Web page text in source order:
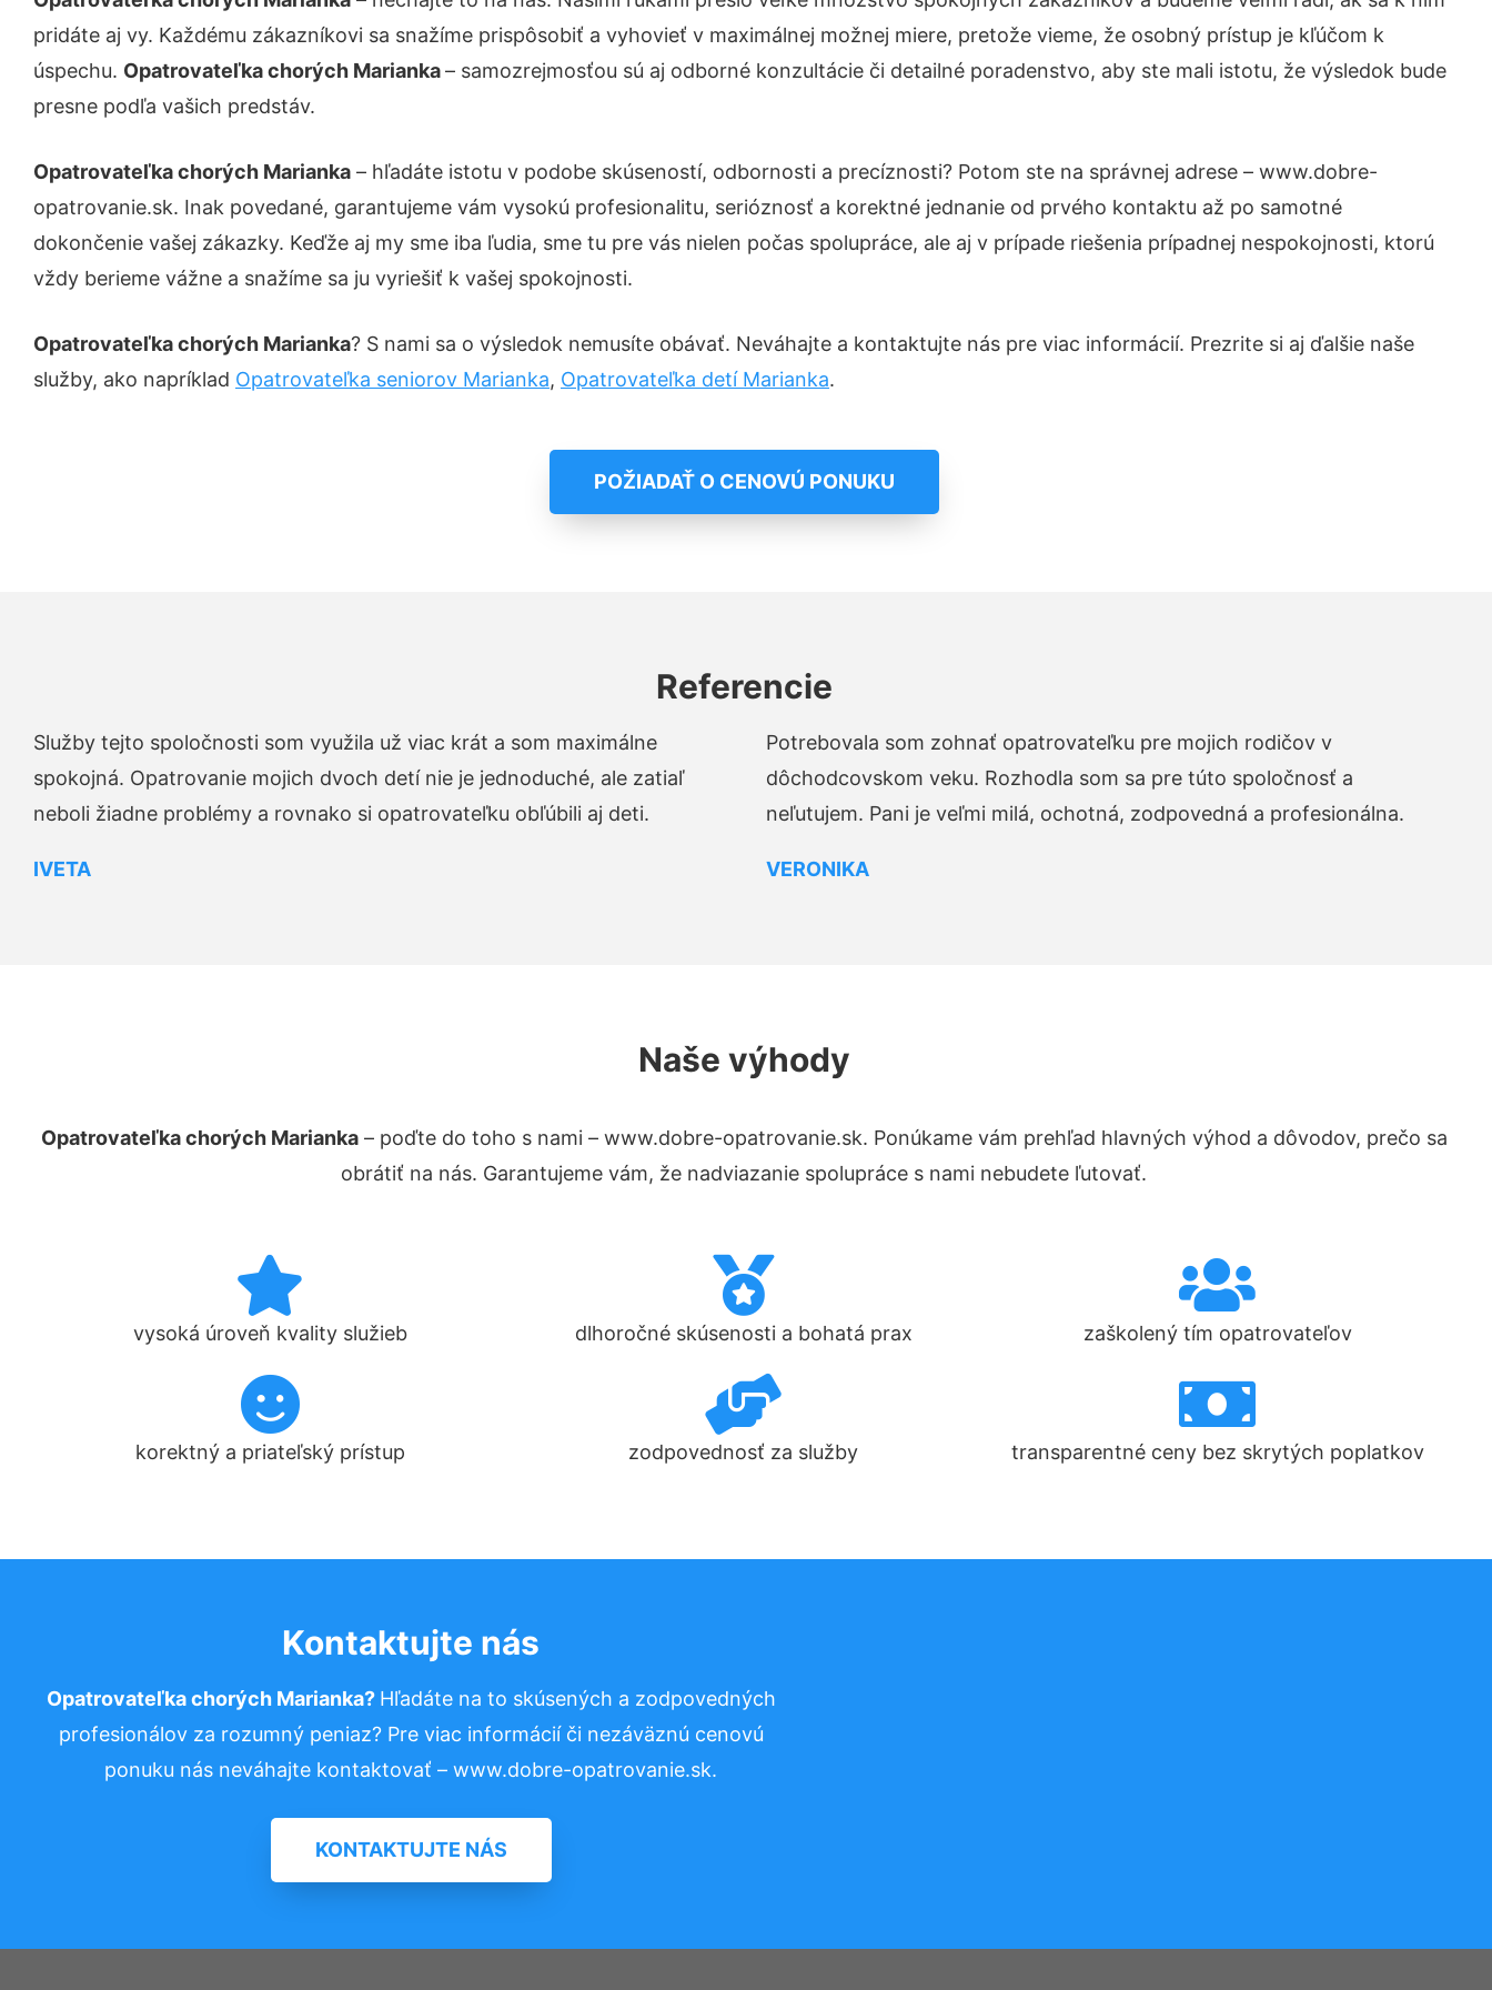
pridáte aj vy. Každému zákazníkovi sa snažíme prispôsobiť a vyhovieť v maximálnej možnej miere, pretože vieme, že osobný prístup je kľúčom k
úspechu. Opatrovateľka chorých Marianka– samozrejmosťou sú aj odborné konzultácie či detailné poradenstvo, aby ste mali istotu, že výsledok bude
presne podľa vašich predstáv.
Opatrovateľka chorých Marianka – hľadáte istotu v podobe skúseností, odbornosti a precíznosti? Potom ste na správnej adrese – www.dobre-
opatrovanie.sk. Inak povedané, garantujeme vám vysokú profesionalitu, serióznosť a korektné jednanie od prvého kontaktu až po samotné
dokončenie vašej zákazky. Keďže aj my sme iba ľudia, sme tu pre vás nielen počas spolupráce, ale aj v prípade riešenia prípadnej nespokojnosti, ktorú
vždy berieme vážne a snažíme sa ju vyriešiť k vašej spokojnosti.
Opatrovateľka chorých Marianka? S nami sa o výsledok nemusíte obávať. Neváhajte a kontaktujte nás pre viac informácií. Prezrite si aj ďalšie naše
služby, ako napríklad Opatrovateľka seniorov Marianka, Opatrovateľka detí Marianka.
POŽIADAŤ O CENOVÚ PONUKU
Referencie
Služby tejto spoločnosti som využila už viac krát a som maximálne
spokojná. Opatrovanie mojich dvoch detí nie je jednoduché, ale zatiaľ
neboli žiadne problémy a rovnako si opatrovateľku obľúbili aj deti.
IVETA
Potrebovala som zohnať opatrovateľku pre mojich rodičov v
dôchodcovskom veku. Rozhodla som sa pre túto spoločnosť a
neľutujem. Pani je veľmi milá, ochotná, zodpovedná a profesionálna.
VERONIKA
Naše výhody
Opatrovateľka chorých Marianka– poďte do toho s nami – www.dobre-opatrovanie.sk. Ponúkame vám prehľad hlavných výhod a dôvodov, prečo sa
obrátiť na nás. Garantujeme vám, že nadviazanie spolupráce s nami nebudete ľutovať.
vysoká úroveň kvality služieb dlhoročné skúsenosti a bohatá prax zaškolený tím opatrovateľov
korektný a priateľský prístup zodpovednosť za služby transparentné ceny bez skrytých poplatkov
Kontaktujte nás
Opatrovateľka chorých Marianka? Hľadáte na to skúsených a zodpovedných
profesionálov za rozumný peniaz? Pre viac informácií či nezáväznú cenovú
ponuku nás neváhajte kontaktovať – www.dobre-opatrovanie.sk.
KONTAKTUJTE NÁS